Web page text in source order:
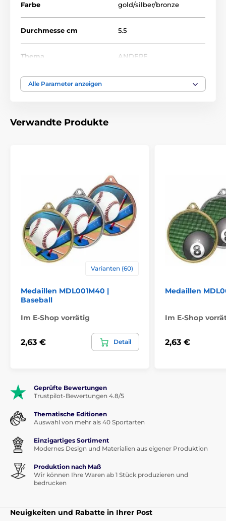
Farbe gold/silber/bronze
Durchmesse cm 5.5
Thema ANDERE
Auszeichnungstyp
Alle Parameter anzeigen
Verwandte Produkte
Varianten (60)
Medaillen MDL001M40 |
Baseball
Im E-Shop vorrätig
2,63 € Detail
Medaillen
Im E-Shop
2,63 €
Geprüfte Bewertungen
Trustpilot-Bewertungen 4.8/5
Thematische Editionen
Auswahl von mehr als 40 Sportarten
Einzigartiges Sortiment
Modernes Design und Materialien aus eigener Produktion
Produktion nach Maß
Wir können Ihre Waren ab 1 Stück produzieren und
bedrucken
Neuigkeiten und Rabatte in Ihrer Post